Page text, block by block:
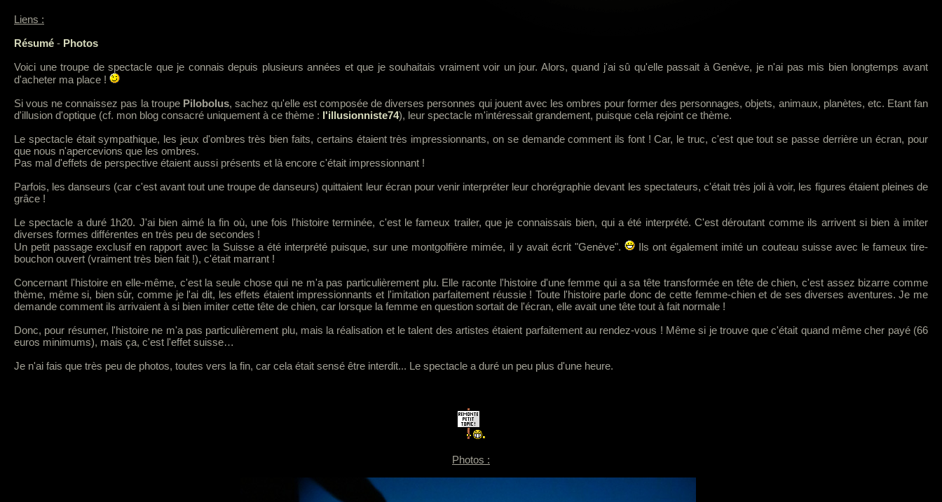
Liens :
Résumé - Photos
Voici une troupe de spectacle que je connais depuis plusieurs années et que je souhaitais vraiment voir un jour. Alors, quand j'ai sû qu'elle passait à Genève, je n'ai pas mis bien longtemps avant
d'acheter ma place !
Si vous ne connaissez pas la troupe Pilobolus, sachez qu'elle est composée de diverses personnes qui jouent avec les ombres pour former des personnages, objets, animaux, planètes, etc. Etant fan
d'illusion d'optique (cf. mon blog consacré uniquement à ce thème : l'illusionniste74), leur spectacle m'intéressait grandement, puisque cela rejoint ce thème.
Le spectacle était sympathique, les jeux d'ombres très bien faits, certains étaient très impressionnants, on se demande comment ils font ! Car, le truc, c'est que tout se passe derrière un écran, pour
que nous n'apercevions que les ombres.
Pas mal d'effets de perspective étaient aussi présents et là encore c'était impressionnant !
Parfois, les danseurs (car c'est avant tout une troupe de danseurs) quittaient leur écran pour venir interpréter leur chorégraphie devant les spectateurs, c'était très joli à voir, les figures étaient pleines de
grâce !
Le spectacle a duré 1h20. J'ai bien aimé la fin où, une fois l'histoire terminée, c'est le fameux trailer, que je connaissais bien, qui a été interprété. C'est déroutant comme ils arrivent si bien à imiter
diverses formes différentes en très peu de secondes !
Un petit passage exclusif en rapport avec la Suisse a été interprété puisque, sur une montgolfière mimée, il y avait écrit "Genève".
Ils ont également imité un couteau suisse avec le fameux tire-
bouchon ouvert (vraiment très bien fait !), c'était marrant !
Concernant l'histoire en elle-même, c'est la seule chose qui ne m'a pas particulièrement plu. Elle raconte l'histoire d'une femme qui a sa tête transformée en tête de chien, c'est assez bizarre comme
thème, même si, bien sûr, comme je l'ai dit, les effets étaient impressionnants et l'imitation parfaitement réussie ! Toute l'histoire parle donc de cette femme-chien et de ses diverses aventures. Je me
demande comment ils arrivaient à si bien imiter cette tête de chien, car lorsque la femme en question sortait de l'écran, elle avait une tête tout à fait normale !
Donc, pour résumer, l'histoire ne m'a pas particulièrement plu, mais la réalisation et le talent des artistes étaient parfaitement au rendez-vous ! Même si je trouve que c'était quand même cher payé (66
euros minimums), mais ça, c'est l'effet suisse…
Je n'ai fais que très peu de photos, toutes vers la fin, car cela était sensé être interdit... Le spectacle a duré un peu plus d'une heure.
Photos :